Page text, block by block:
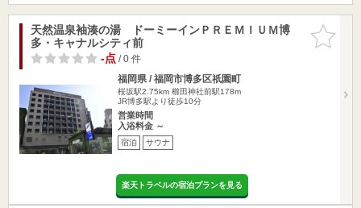
お気に入
りに追加
天然温泉袖湊の湯 ドーミーインＰＲＥＭＩＵＭ博
多・キャナルシティ前
-点/ 0 件
福岡県 / 福岡市博多区祇園町
桜坂駅2.75km 櫛田神社前駅178m
JR博多駅より徒歩10分
営業時間
入浴料金 ～
宿泊 サウナ
楽天トラベルの宿泊プランを見る